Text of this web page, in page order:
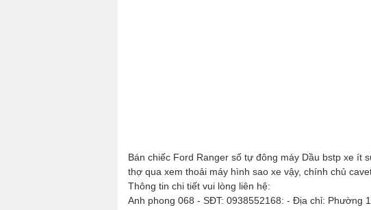
Bán chiếc Ford Ranger số tự đông máy Dầu bstp xe ít
thợ qua xem thoải máy hình sao xe vậy, chính chủ
Thông tin chi tiết vui lòng liên hệ:
Anh phong 068 - SĐT: 0938552168: - Địa chỉ: Phường